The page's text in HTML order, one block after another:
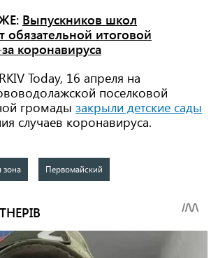
Выпускников школ
обязательной итоговой
коронавируса
Today, 16 апреля на
поселковой
громады закрыли детские сады
случаев коронавируса.
зона Первомайский